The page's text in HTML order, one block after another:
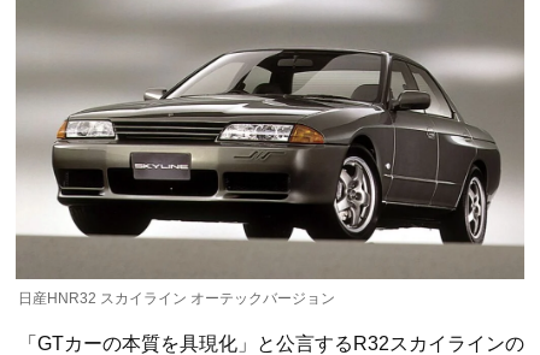
日産HNR32 スカイライン オーテックバージョン
「GTカーの本質を具現化」と公言するR32スカイラインの